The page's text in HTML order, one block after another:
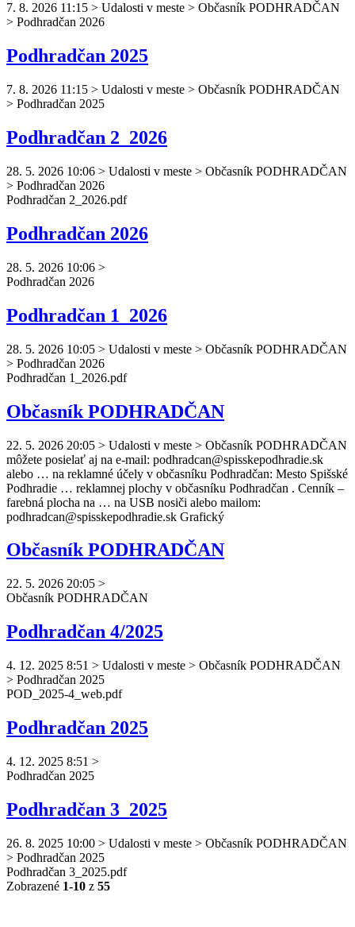
7. 8. 2026 11:15 > Udalosti v meste > Občasník PODHRADČAN
> Podhradčan 2026
Podhradčan 2025
7. 8. 2026 11:15 > Udalosti v meste > Občasník PODHRADČAN
> Podhradčan 2025
Podhradčan 2_2026
28. 5. 2026 10:06 > Udalosti v meste > Občasník PODHRADČAN
> Podhradčan 2026
Podhradčan 2_2026.pdf
Podhradčan 2026
28. 5. 2026 10:06 >
Podhradčan 2026
Podhradčan 1_2026
28. 5. 2026 10:05 > Udalosti v meste > Občasník PODHRADČAN
> Podhradčan 2026
Podhradčan 1_2026.pdf
Občasník PODHRADČAN
22. 5. 2026 20:05 > Udalosti v meste > Občasník PODHRADČAN
môžete posielať aj na e-mail: podhradcan@spisskepodhradie.sk
alebo … na reklamné účely v občasníku Podhradčan: Mesto Spišské
Podhradie … reklamnej plochy v občasníku Podhradčan . Cenník –
farebná plocha na … na USB nosiči alebo mailom:
podhradcan@spisskepodhradie.sk Grafický
Občasník PODHRADČAN
22. 5. 2026 20:05 >
Občasník PODHRADČAN
Podhradčan 4/2025
4. 12. 2025 8:51 > Udalosti v meste > Občasník PODHRADČAN
> Podhradčan 2025
POD_2025-4_web.pdf
Podhradčan 2025
4. 12. 2025 8:51 >
Podhradčan 2025
Podhradčan 3_2025
26. 8. 2025 10:00 > Udalosti v meste > Občasník PODHRADČAN
> Podhradčan 2025
Podhradčan 3_2025.pdf
Zobrazené 1-10 z 55